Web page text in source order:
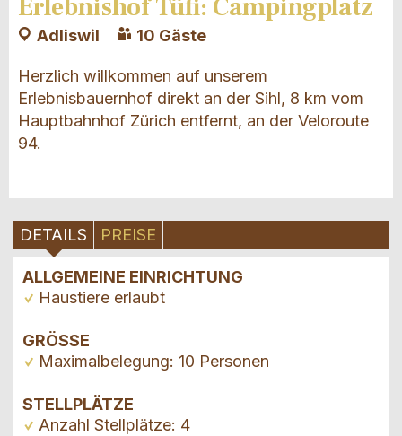
Erlebnishof Tüfi: Campingplatz
Adliswil 10 Gäste
Herzlich willkommen auf unserem
Erlebnisbauernhof direkt an der Sihl, 8 km vom
Hauptbahnhof Zürich entfernt, an der Veloroute
94.
DETAILS PREISE
ALLGEMEINE EINRICHTUNG
Haustiere erlaubt
GRÖSSE
Maximalbelegung: 10 Personen
STELLPLÄTZE
Anzahl Stellplätze: 4